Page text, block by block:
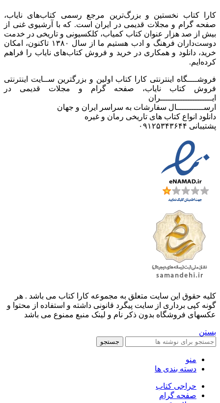
کارا کتاب نخستین و بزرگ‌ترین مرجع رسمی کتاب‌های نایاب،
صفحه گرام و مجلات قدیمی در ایران است. که با آرشیوی غنی از
بیش از صد هزار عنوان کتاب کمیاب، کلکسیونی و تاریخی در خدمت
دوست‌داران فرهنگ و ادب هستیم ما از سال ۱۳۸۰ تاکنون، امکان
خرید، دانلود و همکاری در خرید و فروش کتاب‌های نایاب را فراهم
کرده‌ایم.
فروشــــگاه اینترنتی کارا کتاب اولین و بزرگترین ســایت اینترنتی
فروش کتاب نایاب، صفحه گرام و مجلات قدیمی در
ایـــــــــــــــــــــران
ارســـــــــــال سفارشات به سراسر ایران و جهان
دانلود انواع کتاب های تاریخی رمان و غیره
پشتیبانی ۰۹۱۲۵۳۴۳۶۴۴
کليه حقوق اين سايت متعلق به مجموعه کارا کتاب می باشد . هر
گونه کپی برداری از سایت پیگرد قانونی داشته و استفاده از محتوا و
عکسهای فروشگاه بدون ذکر نام و لینک منبع ممنوع می باشد
بستن
جستجو
منو
دسته بندی ها
حراجی کتاب
صفحه گرام